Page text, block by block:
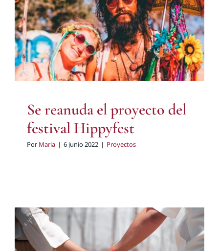
Se reanuda el proyecto del
festival Hippyfest
Proyectos
Se reanuda el proyecto del
festival Hippyfest
Por Maria | 6 junio 2022 | Proyectos